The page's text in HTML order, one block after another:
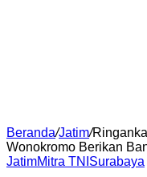
Beranda/Jatim/
Wonokromo Berikan
JatimMitra TNI Surabaya